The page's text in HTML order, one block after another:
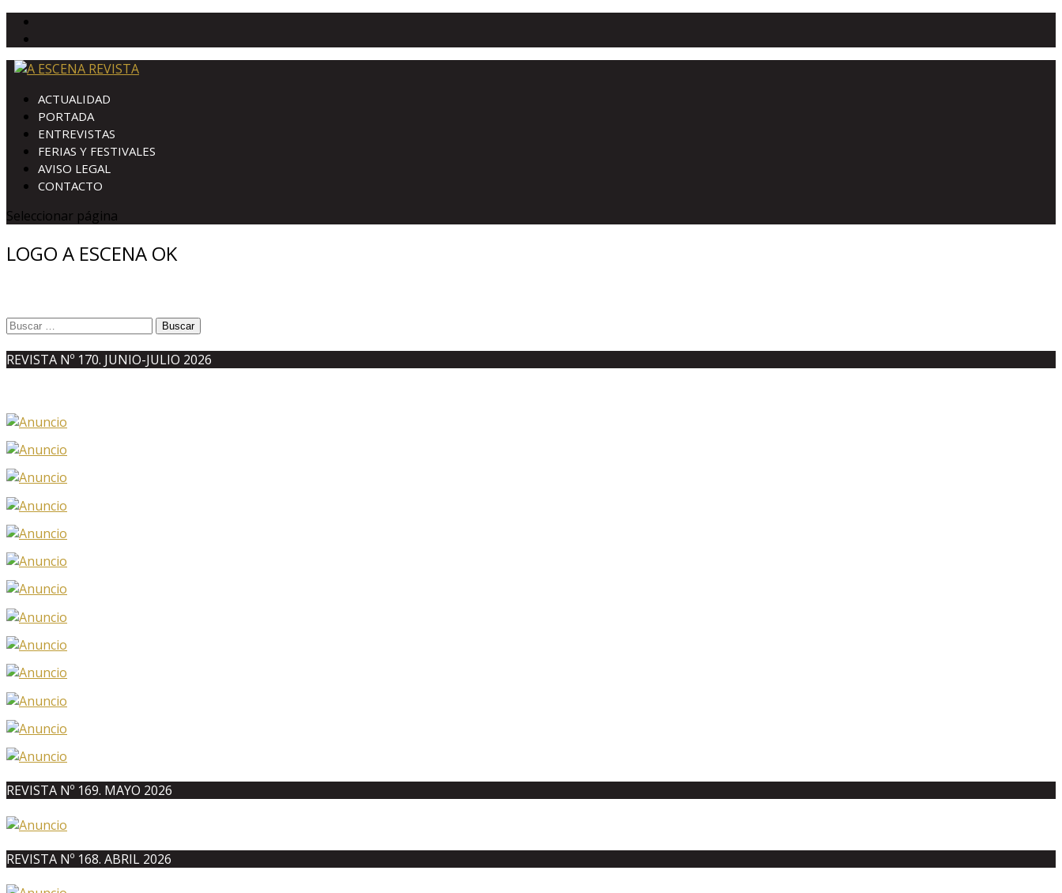
ACTUALIDAD
PORTADA
ENTREVISTAS
FERIAS Y FESTIVALES
AVISO LEGAL
CONTACTO
Seleccionar página
LOGO A ESCENA OK
Buscar:
REVISTA Nº 170. JUNIO-JULIO 2026
REVISTA Nº 169. MAYO 2026
REVISTA Nº 168. ABRIL 2026